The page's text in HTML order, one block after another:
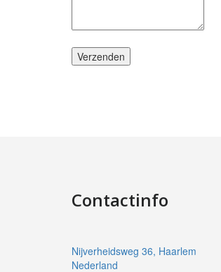
Verzenden
Contactinfo
Nijverheidsweg 36, Haarlem
Nederland